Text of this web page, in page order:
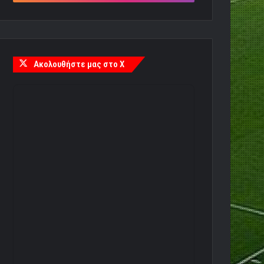
Ακολουθήστε μας στο X